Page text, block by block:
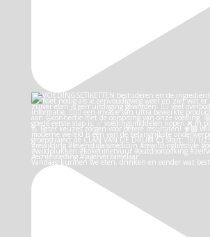
Vandaag kunnen we eten, drinken en eender wat best